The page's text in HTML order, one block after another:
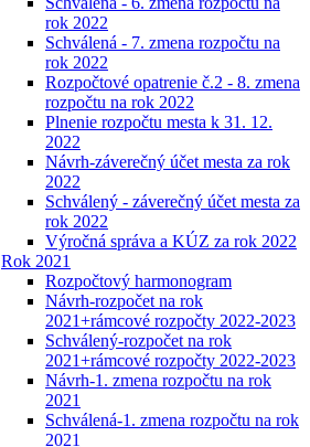
rok 2022
Schválená - 7. zmena rozpočtu na
rok 2022
Rozpočtové opatrenie č.2 - 8. zmena
rozpočtu na rok 2022
Plnenie rozpočtu mesta k 31. 12.
2022
Návrh-záverečný účet mesta za rok
2022
Schválený - záverečný účet mesta za
rok 2022
Výročná správa a KÚZ za rok 2022
Rok 2021
Rozpočtový harmonogram
Návrh-rozpočet na rok
2021+rámcové rozpočty 2022-2023
Schválený-rozpočet na rok
2021+rámcové rozpočty 2022-2023
Návrh-1. zmena rozpočtu na rok
2021
Schválená-1. zmena rozpočtu na rok
2021